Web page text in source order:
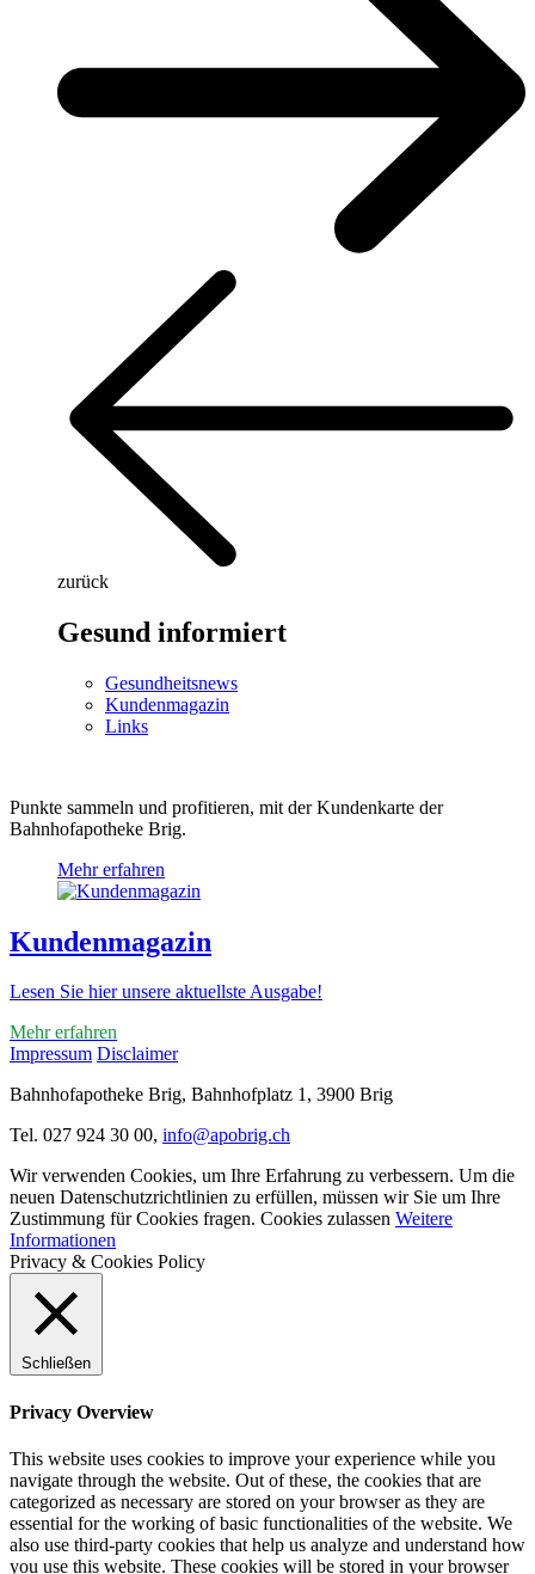
zurück
Gesund informiert
Gesundheitsnews
Kundenmagazin
Links
Punkte sammeln und profitieren, mit der Kundenkarte der
Bahnhofapotheke Brig.
Mehr erfahren
Kundenmagazin
Lesen Sie hier unsere aktuellste Ausgabe!
Mehr erfahren
Impressum Disclaimer
Bahnhofapotheke Brig, Bahnhofplatz 1, 3900 Brig
Tel. 027 924 30 00, info@apobrig.ch
Wir verwenden Cookies, um Ihre Erfahrung zu verbessern. Um die
neuen Datenschutzrichtlinien zu erfüllen, müssen wir Sie um Ihre
Zustimmung für Cookies fragen. Cookies zulassen Weitere
Informationen
Privacy & Cookies Policy
Schließen
Privacy Overview
This website uses cookies to improve your experience while you
navigate through the website. Out of these, the cookies that are
categorized as necessary are stored on your browser as they are
essential for the working of basic functionalities of the website. We
also use third-party cookies that help us analyze and understand how
you use this website. These cookies will be stored in your browser